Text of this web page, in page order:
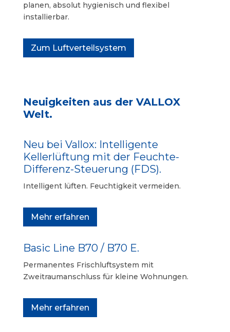
planen, absolut hygienisch und flexibel
installierbar.
Zum Luftverteilsystem
Neuigkeiten aus der VALLOX
Welt.
Neu bei Vallox: Intelligente
Kellerlüftung mit der Feuchte-
Differenz-Steuerung (FDS).
Intelligent lüften. Feuchtigkeit vermeiden.
Mehr erfahren
Basic Line B70 / B70 E.
Permanentes Frischluftsystem mit
Zweitraumanschluss für kleine Wohnungen.
Mehr erfahren